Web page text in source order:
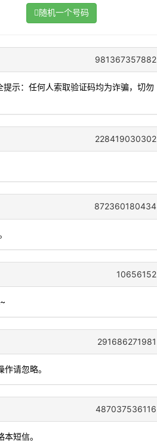
随机一个号码
981367357882
示：任何人索取验证码均为诈骗，切勿
228419030302
872360180434
10656152
291686271981
请忽略。
487037536116
短信。